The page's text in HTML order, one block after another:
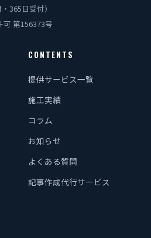
・365日受付）
第156373号
CONTENTS
提供サービス一覧
施工実績
コラム
お知らせ
よくある質問
記事作成代行サービス